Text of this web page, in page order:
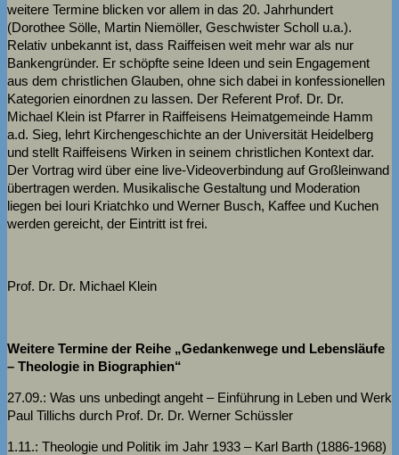
weitere Termine blicken vor allem in das 20. Jahrhundert
(Dorothee Sölle, Martin Niemöller, Geschwister Scholl u.a.).
Relativ unbekannt ist, dass Raiffeisen weit mehr war als nur
Bankengründer. Er schöpfte seine Ideen und sein Engagement
aus dem christlichen Glauben, ohne sich dabei in konfessionellen
Kategorien einordnen zu lassen. Der Referent Prof. Dr. Dr.
Michael Klein ist Pfarrer in Raiffeisens Heimatgemeinde Hamm
a.d. Sieg, lehrt Kirchengeschichte an der Universität Heidelberg
und stellt Raiffeisens Wirken in seinem christlichen Kontext dar.
Der Vortrag wird über eine live-Videoverbindung auf Großleinwand
übertragen werden. Musikalische Gestaltung und Moderation
liegen bei Iouri Kriatchko und Werner Busch, Kaffee und Kuchen
werden gereicht, der Eintritt ist frei.
Prof. Dr. Dr. Michael Klein
Weitere Termine der Reihe „Gedankenwege und Lebensläufe
– Theologie in Biographien“
27.09.: Was uns unbedingt angeht – Einführung in Leben und Werk
Paul Tillichs durch Prof. Dr. Dr. Werner Schüssler
1.11.: Theologie und Politik im Jahr 1933 – Karl Barth (1886-1968)